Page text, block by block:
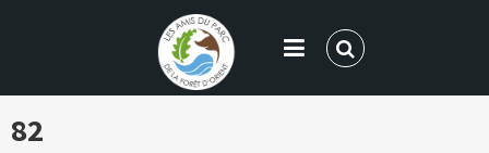
LES AMIS DU PARC DE LA FORÊT
82